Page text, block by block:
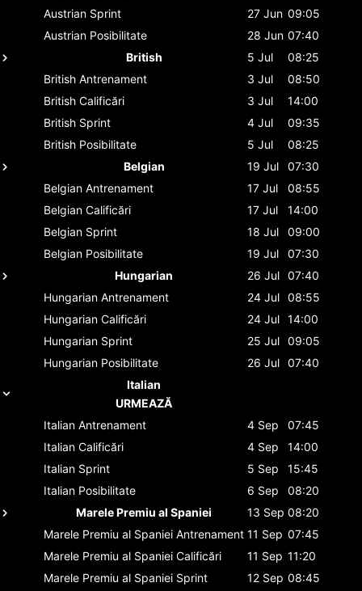
Austrian Sprint 27 Jun 09:05
Austrian Posibilitate 28 Jun 07:40
British
5 Jul
08:25
British Antrenament 3 Jul
08:50
British Calificări 3 Jul
14:00
British Sprint 4 Jul
09:35
British Posibilitate 5 Jul
08:25
Belgian
19 Jul
07:30
Belgian Antrenament 17 Jul
08:55
Belgian Calificări 17 Jul
14:00
Belgian Sprint 18 Jul
09:00
Belgian Posibilitate 19 Jul
07:30
Hungarian
26 Jul 07:40
Hungarian Antrenament 24 Jul 08:55
Hungarian Calificări 24 Jul 14:00
Hungarian Sprint 25 Jul 09:05
Hungarian Posibilitate 26 Jul 07:40
Italian
URMEAZĂ
Italian Antrenament 4 Sep
07:45
Italian Calificări 4 Sep
14:00
Italian Sprint 5 Sep
15:45
Italian Posibilitate 6 Sep
08:20
Marele Premiu al Spaniei
13 Sep 08:20
Marele Premiu al Spaniei Antrenament 11 Sep 07:45
Marele Premiu al Spaniei Calificări 11 Sep 11:20
Marele Premiu al Spaniei Sprint 12 Sep 08:45